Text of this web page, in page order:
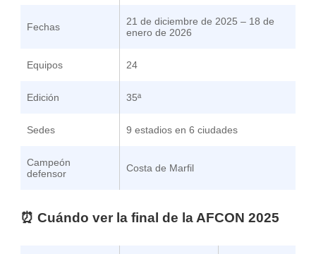
Fechas
21 de diciembre de 2025 – 18 de
enero de 2026
Equipos 24
Edición 35ª
Sedes 9 estadios en 6 ciudades
Campeón
defensor
Costa de Marfil
⏰ Cuándo ver la final de la AFCON 2025